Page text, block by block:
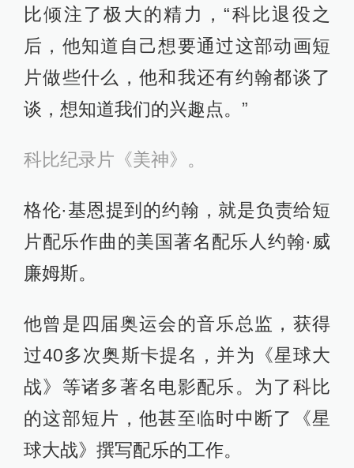
比倾注了极大的精力，“科比退役之
后，他知道自己想要通过这部动画短
片做些什么，他和我还有约翰都谈了
谈，想知道我们的兴趣点。”
科比纪录片《美神》。
格伦·基恩提到的约翰，就是负责给短
片配乐作曲的美国著名配乐人约翰·威
廉姆斯。
他曾是四届奥运会的音乐总监，获得
过40多次奥斯卡提名，并为《星球大
战》等诸多著名电影配乐。为了科比
的这部短片，他甚至临时中断了《星
球大战》撰写配乐的工作。